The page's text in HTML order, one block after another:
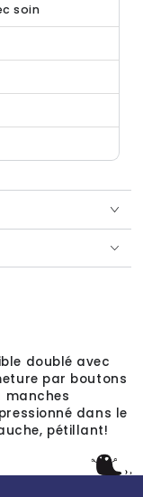
soin
doublé avec
par boutons
manches
dans le
pétillant!